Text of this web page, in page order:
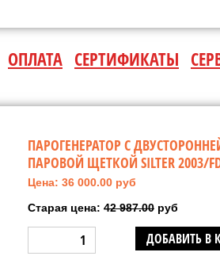
ОПЛАТА СЕРТИФИКАТЫ
ПАРОГЕНЕРАТОР С
ПАРОВОЙ ЩЕТКОЙ SILTER 2003/
Цена: 36 000.00 руб
Старая цена: 42 987.00 руб
ДОБАВИТЬ В